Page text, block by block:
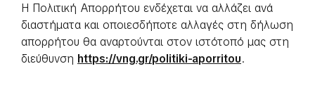
Η Πολιτική Απορρήτου ενδέχεται να αλλάζει ανά
διαστήματα και οποιεσδήποτε αλλαγές στη δήλωση
απορρήτου θα αναρτούνται στον ιστότοπό μας στη
διεύθυνση https://vng.gr/politiki-aporritou.